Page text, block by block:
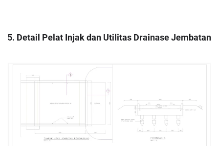
5. Detail Pelat Injak dan Utilitas Drainase Jembatan